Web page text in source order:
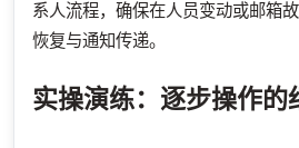
系人流程，确保在人员变动或邮箱
恢复与通知传递。
实操演练：逐步操作的